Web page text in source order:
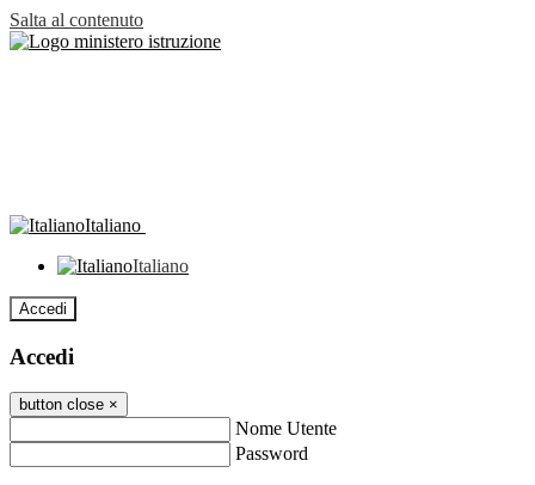
Salta al contenuto
Italiano
Italiano
Accedi
Accedi
button close ×
Nome Utente
Password